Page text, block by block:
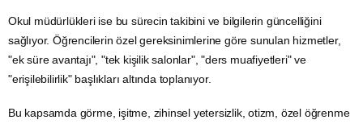
Okul müdürlükleri ise bu sürecin takibini ve bilgilerin güncelliğini
sağlıyor. Öğrencilerin özel gereksinimlerine göre sunulan hizmetler,
"ek süre avantajı", "tek kişilik salonlar", "ders muafiyetleri" ve
"erişilebilirlik" başlıkları altında toplanıyor.
Bu kapsamda görme, işitme, zihinsel yetersizlik, otizm, özel öğrenme